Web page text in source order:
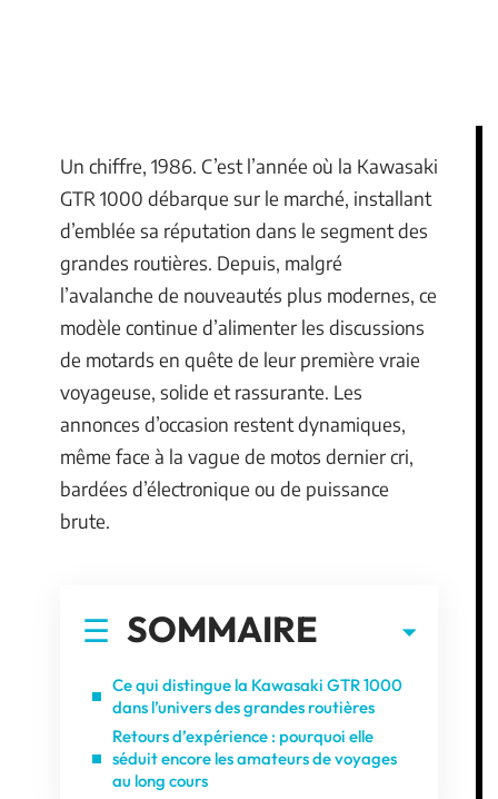
Un chiffre, 1986. C’est l’année où la Kawasaki
GTR 1000 débarque sur le marché, installant
d’emblée sa réputation dans le segment des
grandes routières. Depuis, malgré
l’avalanche de nouveautés plus modernes, ce
modèle continue d’alimenter les discussions
de motards en quête de leur première vraie
voyageuse, solide et rassurante. Les
annonces d’occasion restent dynamiques,
même face à la vague de motos dernier cri,
bardées d’électronique ou de puissance
brute.
SOMMAIRE
Ce qui distingue la Kawasaki GTR 1000
dans l’univers des grandes routières
Retours d’expérience : pourquoi elle
séduit encore les amateurs de voyages
au long cours